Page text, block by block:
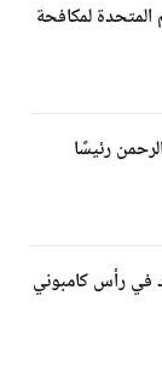
المتحدة لمكافحة
رئيسًا
في رأس كامبوني